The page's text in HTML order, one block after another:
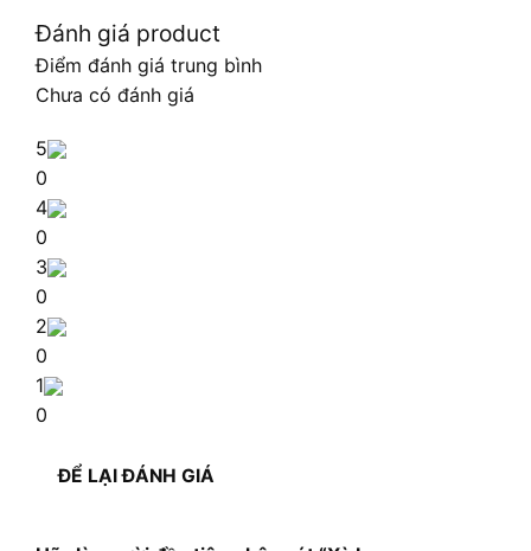
Đánh giá product
Điểm đánh giá trung bình
Chưa có đánh giá
5
0
4
0
3
0
2
0
1
0
ĐỂ LẠI ĐÁNH GIÁ